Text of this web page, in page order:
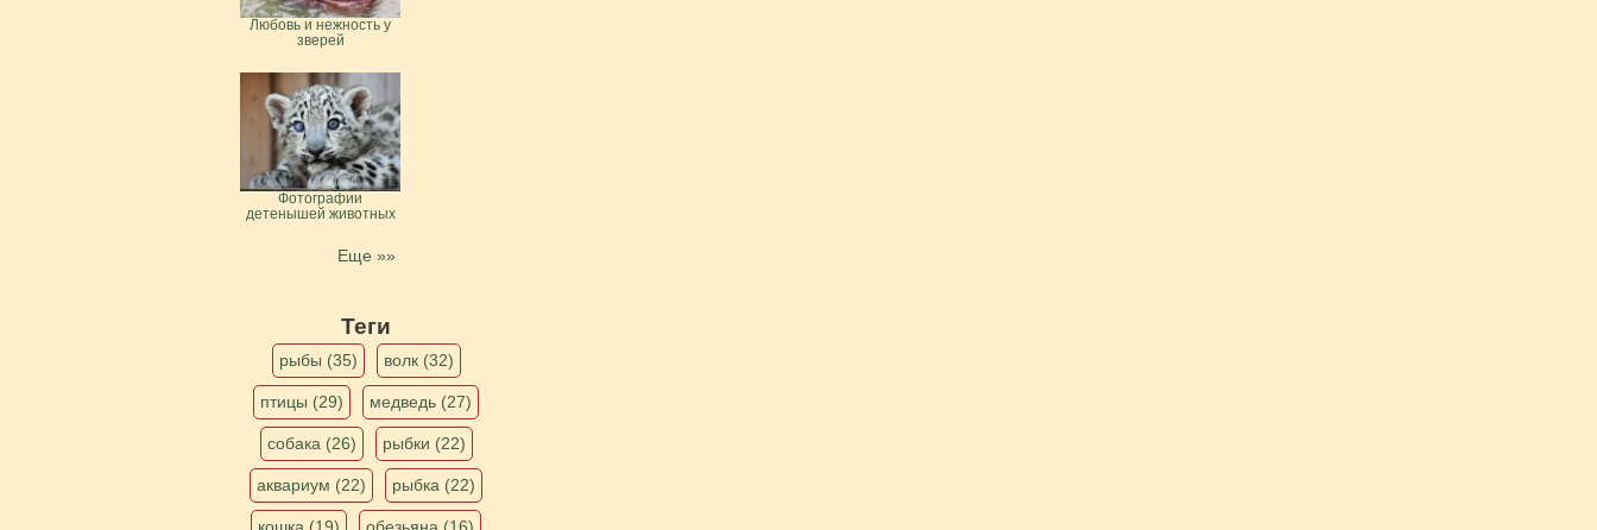
Любовь и нежность у
зверей
Фотографии
детенышей животных
Еще »»
Теги
рыбы (35) волк (32)
птицы (29) медведь (27)
собака (26) рыбки (22)
аквариум (22) рыбка (22)
кошка (19) обезьяна (16)